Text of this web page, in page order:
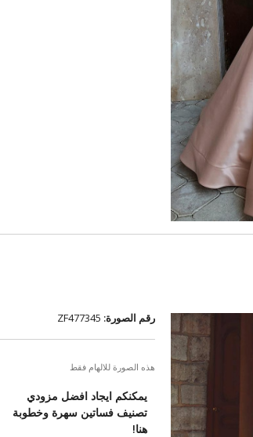
رقم الصورة:
هذه الصورة للالهام فقط
يمكنكم ايجاد افضل مزودي
تصنيف فساتين سهرة وخطوبة
هنا!